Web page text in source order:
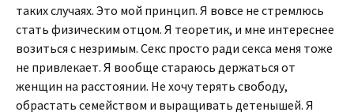
таких случаях. Это мой принцип. Я вовсе не стремлюсь
стать физическим отцом. Я теоретик, и мне интереснее
возиться с незримым. Секс просто ради секса меня тоже
не привлекает. Я вообще стараюсь держаться от
женщин на расстоянии. Не хочу терять свободу,
обрастать семейством и выращивать детенышей. Я